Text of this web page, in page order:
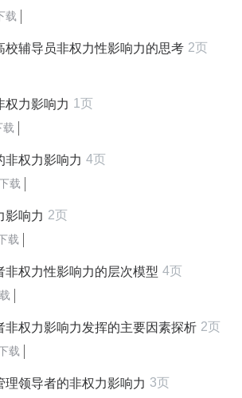
载
校辅导员非权力性影响力的思考 2页
权力影响力 1页
载
非权力影响力 4页
载
影响力 2页
载
非权力性影响力的层次模型 4页
非权力影响力发挥的主要因素探析 2页
载
理领导者的非权力影响力 3页